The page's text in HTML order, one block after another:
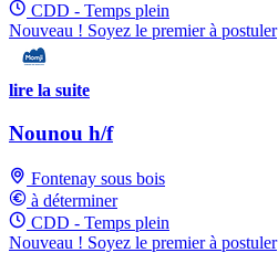
CDD - Temps plein
Nouveau ! Soyez le premier à postuler
lire la suite
Nounou h/f
Fontenay sous bois
à déterminer
CDD - Temps plein
Nouveau ! Soyez le premier à postuler